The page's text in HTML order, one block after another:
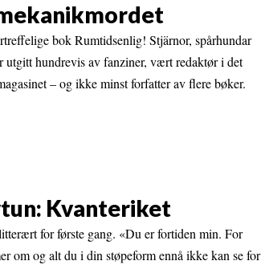
bok Rumtidsenlig! Stjärnor, spårhundar
hundrevis av fanziner, vært redaktør i det
– og ikke minst forfatter av flere bøker.
Kvanteriket
for første gang. «Du er fortiden min. For
om og alt du i din støpeform ennå ikke kan se for